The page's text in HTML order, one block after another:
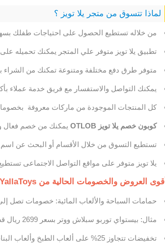
لماذا تتسوق من متجر يلا تويز ؟
من خلاله تستطيع الحصول على احتياجات طفلك
تطبيق يلا تويز متوفر علي المتجر يمكنك تحميله
متوفر طرق دفع مختلفة ومتنوعة تمكنك من الشراء
يمكنك التواصل والاستفسار مع فريق خدمة عملاء
كل المنتجات الموجودة من ماركات معروفة
كوبون خصم يلا تويز OTLOB يمكنك من خصم فعال
تستطيع التسوق من خلال الأقسام أو البحث عن
يلا تويز متوفر على مواقع التواصل الاجتماعى
أقوى العروض والخصومات الحالية من YallaToys قطر والبحرين
حمامات السباحة والألعاب المائية: خصومات تصل إلى
مثال: بيستواي توربو سبلاش ووتر بسعر 2699 ريال قطري بدلًا من 3599 ريال.
تخفيضات تتجاوز 25% على ألعاب الطبخ وألعاب البنات.